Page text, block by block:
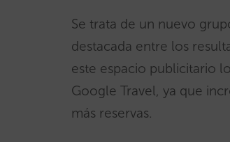
Se trata de un nuevo
destacada entre los
este espacio publicitario
Google Travel, ya que
más reservas.